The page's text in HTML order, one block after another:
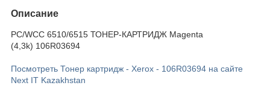
Описание
PC/WCC 6510/6515 ТОНЕР-КАРТРИДЖ Magenta
(4,3k) 106R03694
Посмотреть Тонер картридж - Xerox - 106R03694 на сайте
Next IT Kazakhstan